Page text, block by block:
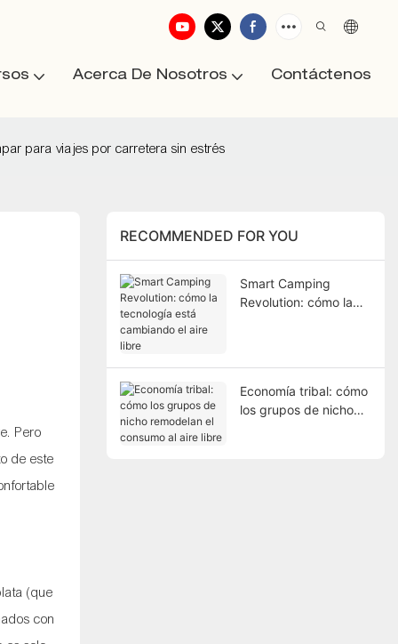
Acerca De Nosotros Contáctenos
para viajes por carretera sin estrés
Pero
de este
(que
con
RECOMMENDED FOR YOU
Smart Camping
Revolution: cómo la
Economía tribal: cómo
los grupos de nicho